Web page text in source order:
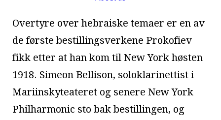
Overtyre over hebraiske temaer er en av
de første bestillingsverkene Prokofiev
fikk etter at han kom til New York høsten
1918. Simeon Bellison, soloklarinettist i
Mariinskyteateret og senere New York
Philharmonic sto bak bestillingen, og